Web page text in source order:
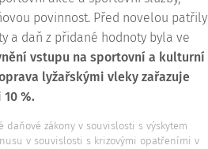
povinnost. Před novelou patřily
a daň z přidané hodnoty byla ve
vstupu na sportovní a kulturní
lyžařskými vleky zařazuje
%.
daňové zákony v souvislosti s výskytem
v souvislosti s krizovými opatřeními v